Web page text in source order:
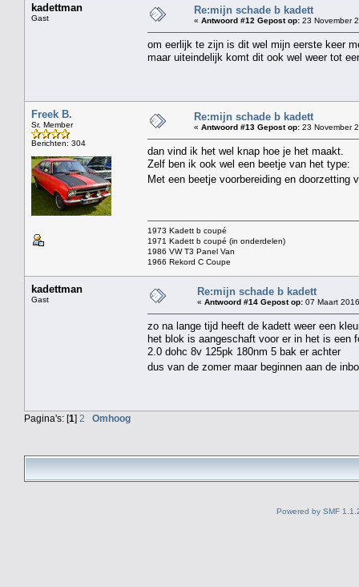
kadettman
Gast
Re:mijn schade b kadett
« Antwoord #12 Gepost op: 23 November
om eerlijk te zijn is dit wel mijn eerste keer
maar uiteindelijk komt dit ook wel weer tot
Freek B.
Sr. Member
Berichten: 304
Re:mijn schade b kadett
« Antwoord #13 Gepost op: 23 November
dan vind ik het wel knap hoe je het maakt.
Zelf ben ik ook wel een beetje van het type:
Met een beetje voorbereiding en
1973 Kadett b coupé
1971 Kadett b coupé (in onderdelen)
1986 VW T3 Panel Van
1966 Rekord C Coupe
kadettman
Gast
Re:mijn schade b kadett
« Antwoord #14 Gepost op: 07 Maart
zo na lange tijd heeft de kadett weer een
het blok is aangeschaft voor er in het is een
2.0 dohc 8v 125pk 180nm 5 bak er achter
dus van de zomer maar beginnen aan de
Pagina's: [1] 2 Omhoog
Powered by SMF